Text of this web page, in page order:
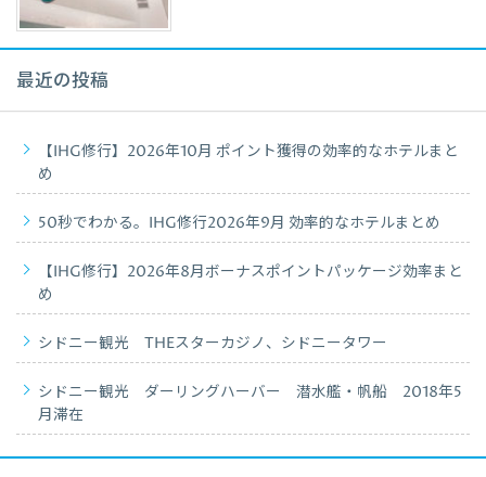
最近の投稿
【IHG修行】2026年10月 ポイント獲得の効率的なホテルまと
め
50秒でわかる。IHG修行2026年9月 効率的なホテルまとめ
【IHG修行】2026年8月ボーナスポイントパッケージ効率まと
め
シドニー観光 THEスターカジノ、シドニータワー
シドニー観光 ダーリングハーバー 潜水艦・帆船 2018年5
月滞在